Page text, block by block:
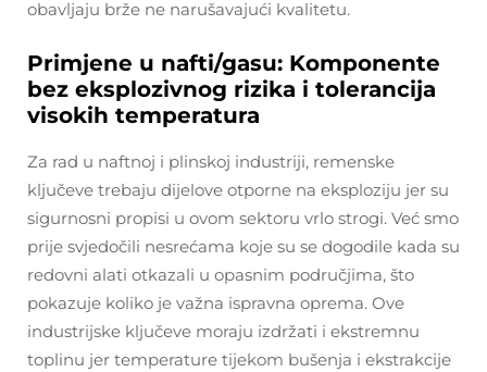
obavljaju brže ne narušavajući kvalitetu.
Primjene u nafti/gasu: Komponente
bez eksplozivnog rizika i tolerancija
visokih temperatura
Za rad u naftnoj i plinskoj industriji, remenske
ključeve trebaju dijelove otporne na eksploziju jer su
sigurnosni propisi u ovom sektoru vrlo strogi. Već smo
prije svjedočili nesrećama koje su se dogodile kada su
redovni alati otkazali u opasnim područjima, što
pokazuje koliko je važna ispravna oprema. Ove
industrijske ključeve moraju izdržati i ekstremnu
toplinu jer temperature tijekom bušenja i ekstrakcije